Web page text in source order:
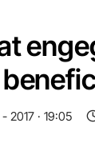
2017 · 19:05